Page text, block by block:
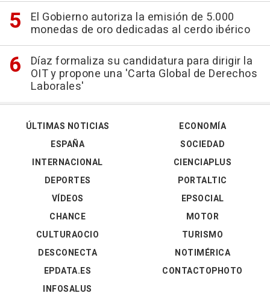
El Gobierno autoriza la emisión de 5.000
monedas de oro dedicadas al cerdo ibérico
Díaz formaliza su candidatura para dirigir la
OIT y propone una 'Carta Global de Derechos
Laborales'
ÚLTIMAS NOTICIAS
ESPAÑA
INTERNACIONAL
DEPORTES
VÍDEOS
ECONOMÍA
SOCIEDAD
CIENCIAPLUS
PORTALTIC
EPSOCIAL
CHANCE
CULTURAOCIO
DESCONECTA
EPDATA.ES
INFOSALUS
MOTOR
TURISMO
NOTIMÉRICA
CONTACTOPHOTO